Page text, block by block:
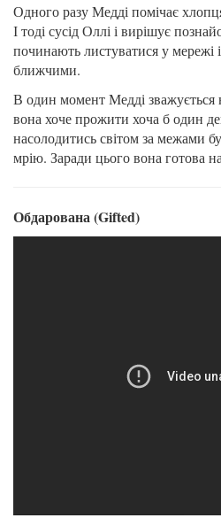
Одного разу Медді помічає
І тоді сусід Оллі і вирішує
починають листуватися у мережі
ближчими.
В один момент Медді зважується
вона хоче прожити хоча б один
насолодитись світом за межами
мрію. Заради цього вона готова
Обдарована (Gifted)